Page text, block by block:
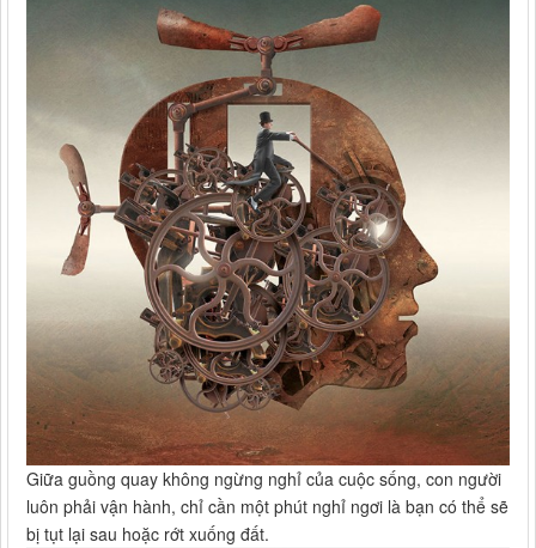
Giữa guồng quay không ngừng nghỉ của cuộc sống, con người
luôn phải vận hành, chỉ cần một phút nghỉ ngơi là bạn có thể sẽ
bị tụt lại sau hoặc rớt xuống đất.